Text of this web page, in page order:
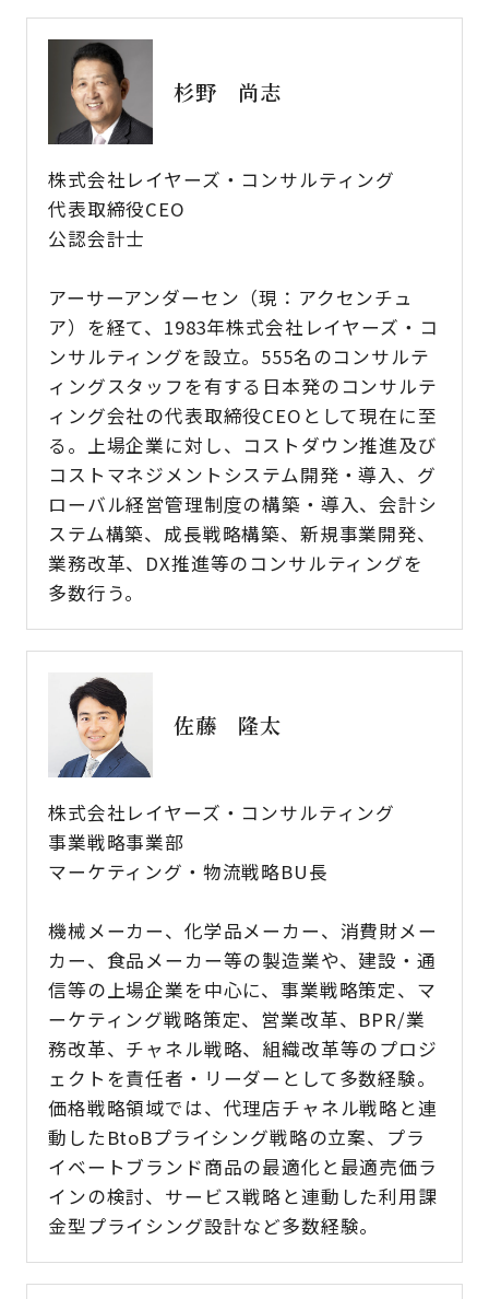
杉野 尚志
株式会社レイヤーズ・コンサルティング
代表取締役CEO
公認会計士
アーサーアンダーセン（現：アクセンチュ
ア）を経て、1983年株式会社レイヤーズ・コ
ンサルティングを設立。555名のコンサルテ
ィングスタッフを有する日本発のコンサルテ
ィング会社の代表取締役CEOとして現在に至
る。上場企業に対し、コストダウン推進及び
コストマネジメントシステム開発・導入、グ
ローバル経営管理制度の構築・導入、会計シ
ステム構築、成長戦略構築、新規事業開発、
業務改革、DX推進等のコンサルティングを
多数行う。
佐藤 隆太
株式会社レイヤーズ・コンサルティング
事業戦略事業部
マーケティング・物流戦略BU長
機械メーカー、化学品メーカー、消費財メー
カー、食品メーカー等の製造業や、建設・通
信等の上場企業を中心に、事業戦略策定、マ
ーケティング戦略策定、営業改革、BPR/業
務改革、チャネル戦略、組織改革等のプロジ
ェクトを責任者・リーダーとして多数経験。
価格戦略領域では、代理店チャネル戦略と連
動したBtoBプライシング戦略の立案、プラ
イベートブランド商品の最適化と最適売価ラ
インの検討、サービス戦略と連動した利用課
金型プライシング設計など多数経験。